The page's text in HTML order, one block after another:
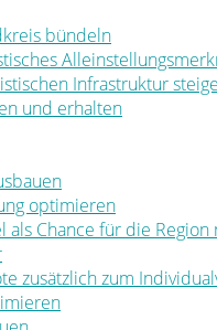
bündeln
Infrastruktur
und erhalten
optimieren
Chance für die Region
zusätzlich zum